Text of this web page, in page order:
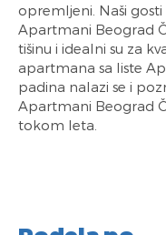
opremljeni. Naši
Apartmani Beograd
tišinu i idealni su za
apartmana sa liste
padina nalazi se i
Apartmani Beograd
tokom leta.